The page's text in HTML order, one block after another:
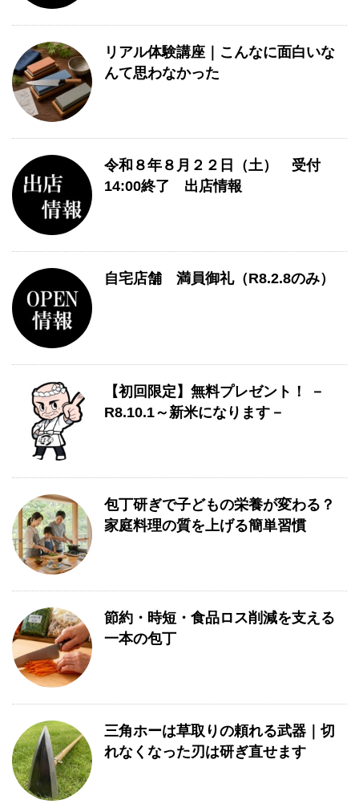
リアル体験講座｜こんなに面白いな
んて思わなかった
令和８年８月２２日（土） 受付
14:00終了 出店情報
自宅店舗 満員御礼（R8.2.8のみ）
【初回限定】無料プレゼント！ －
R8.10.1～新米になります－
包丁研ぎで子どもの栄養が変わる？
家庭料理の質を上げる簡単習慣
節約・時短・食品ロス削減を支える
一本の包丁
三角ホーは草取りの頼れる武器｜切
れなくなった刃は研ぎ直せます